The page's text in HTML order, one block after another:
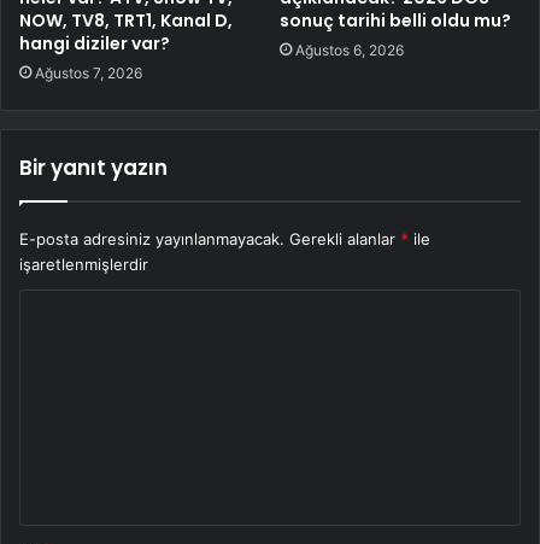
NOW, TV8, TRT1, Kanal D,
hangi diziler var?
Ağustos 7, 2026
sonuç tarihi belli oldu mu?
Ağustos 6, 2026
Bir yanıt yazın
E-posta adresiniz yayınlanmayacak. Gerekli alanlar * ile
işaretlenmişlerdir